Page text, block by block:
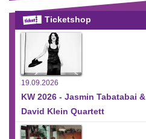
Ticketshop
19.09.2026
KW 2026 - Jasmin Tabatabai &
David Klein Quartett